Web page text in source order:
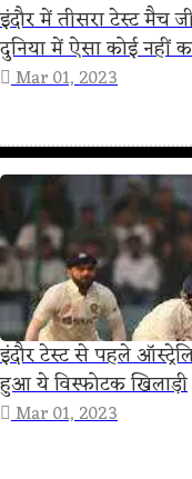
इंदौर में तीसरा टेस्ट मैच
दुनिया में ऐसा कोई नहीं
Mar 01, 2023
इंदौर टेस्ट से पहले
हुआ ये विस्फोटक खिलाड़ी
Mar 01, 2023